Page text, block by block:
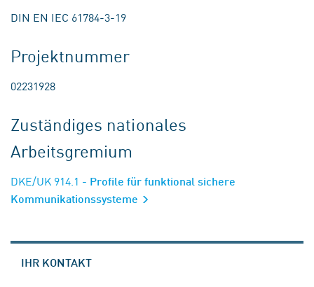
DIN EN IEC 61784-3-19
Projektnummer
02231928
Zuständiges nationales
Arbeitsgremium
DKE/UK 914.1 - Profile für funktional sichere
Kommunikationssysteme
IHR KONTAKT